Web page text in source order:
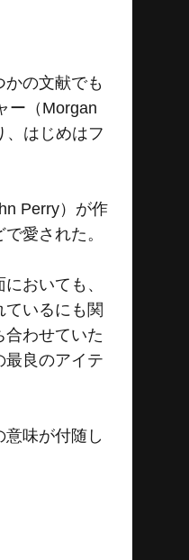
の文献でも
ー（Morgan
はじめはフ
Perry）が作
愛された。
おいても、
いるにも関
わせていた
最良のアイテ
味が付随し